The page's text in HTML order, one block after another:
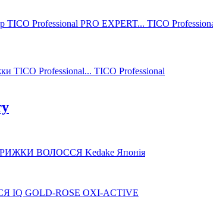
TICO Professional PRO EXPERT... TICO
TICO Professional... TICO Professional
ВОЛОССЯ Kedake Японія
GOLD-ROSE OXI-ACTIVE